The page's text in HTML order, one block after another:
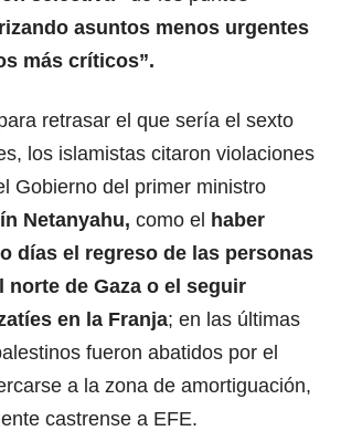
asuntos menos urgentes
más críticos”.
retrasar el que sería el sexto
los islamistas citaron violaciones
Gobierno del primer ministro
Netanyahu, como el haber
días el regreso de las personas
norte de Gaza o el seguir
en la Franja; en las últimas
fueron abatidos por el
a la zona de amortiguación,
castrense a EFE.